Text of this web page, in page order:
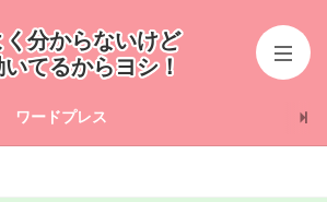
く分からないけど
いてるからヨシ！
ワードプレス
アイキャッチ画像